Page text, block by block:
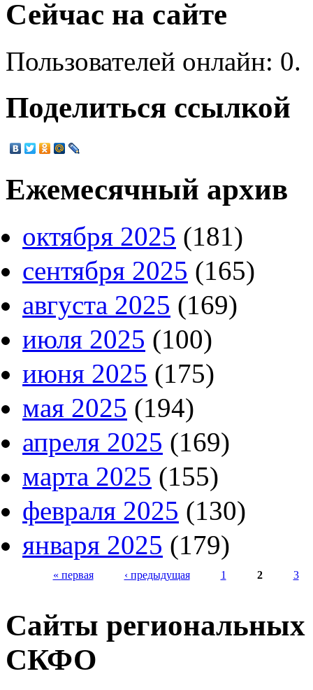
Сейчас на сайте
Пользователей онлайн: 0.
Поделиться ссылкой
Ежемесячный архив
октября 2025 (181)
сентября 2025 (165)
августа 2025 (169)
июля 2025 (100)
июня 2025 (175)
мая 2025 (194)
апреля 2025 (169)
марта 2025 (155)
февраля 2025 (130)
января 2025 (179)
« первая ‹ предыдущая 1 2 3
Сайты
СКФО